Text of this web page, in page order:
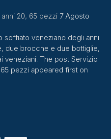
20, 65 pezzi 7 Agosto
soffiato veneziano degli anni
due brocche e due bottiglie,
veneziani. The post Servizio
pezzi appeared first on